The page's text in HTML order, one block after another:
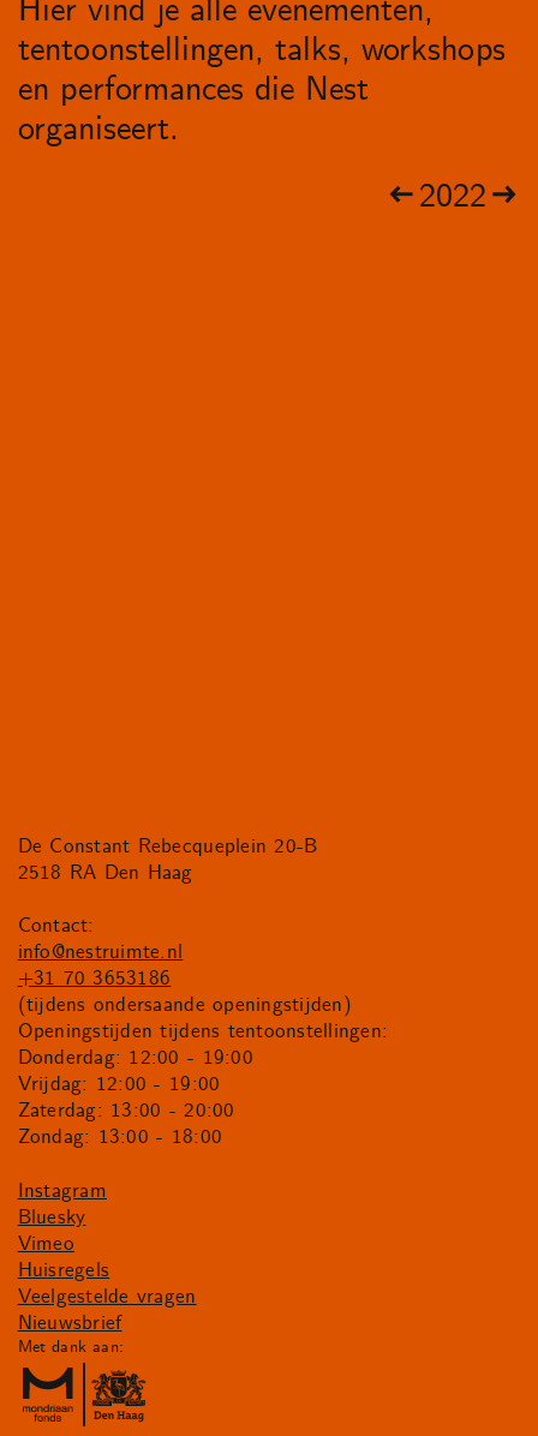
Hier vind je alle evenementen,
tentoonstellingen, talks, workshops
en performances die Nest
organiseert.
2022
De Constant Rebecqueplein 20-B
2518 RA Den Haag
Contact:
info@nestruimte.nl
+31 70 3653186
(tijdens ondersaande openingstijden)
Openingstijden tijdens tentoonstellingen:
Donderdag: 12:00 - 19:00
Vrijdag: 12:00 - 19:00
Zaterdag: 13:00 - 20:00
Zondag: 13:00 - 18:00
Instagram
Bluesky
Vimeo
Huisregels
Veelgestelde vragen
Nieuwsbrief
Met dank aan: